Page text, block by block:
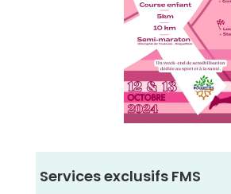
Services exclusifs FMS